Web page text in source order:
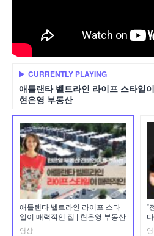
CURRENTLY PLAYING
애틀랜타 벨트라인 라이프 스타일
현은영 부동산
애틀랜타 벨트라인 라이프 스타
일이 매력적인 집 | 현은영 부동산
영상
“